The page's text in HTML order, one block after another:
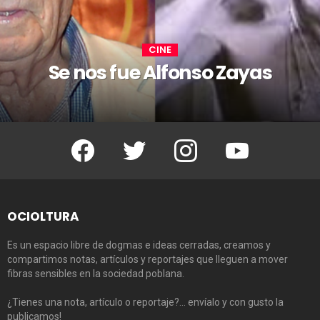
CINE
Se nos fue Alfonso Zayas
Facebook Twitter Instagram Youtube
OCIOLTURA
Es un espacio libre de dogmas e ideas cerradas, creamos y
compartimos notas, artículos y reportajes que lleguen a mover
fibras sensibles en la sociedad poblana.
¿Tienes una nota, artículo o reportaje?… envíalo y con gusto la
publicamos!